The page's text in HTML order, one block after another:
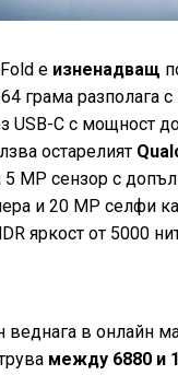
е изненадващ
грама разполага
C с мощност
остарелият
5 MP сензор с
и 20 MP селфи
яркост от 5000
веднага в онлайн
между 6880 и